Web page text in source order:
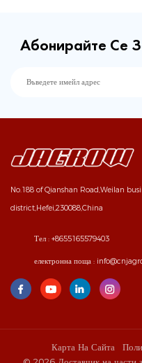
Абонирайте Се
No.188 of Qianshan Road,Weilan
district,Hefei,230088,China
Тел : +8655165579403
електронна поща :
Карта На Сайта